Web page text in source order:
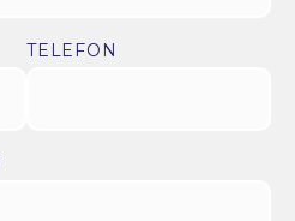
TELEFON